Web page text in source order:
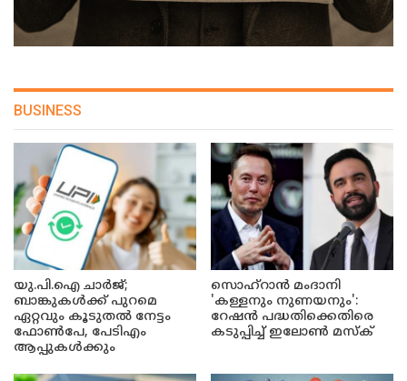
BUSINESS
യു.പി.ഐ ചാർജ്;
ബാങ്കുകൾക്ക് പുറമെ
ഏറ്റവും കൂടുതൽ നേട്ടം
ഫോൺപേ, പേടിഎം
ആപ്പുകൾക്കും
സൊഹ്റാൻ മംദാനി
'കള്ളനും നുണയനും':
റേഷൻ പദ്ധതിക്കെതിരെ
കടുപ്പിച്ച് ഇലോൺ മസ്ക്